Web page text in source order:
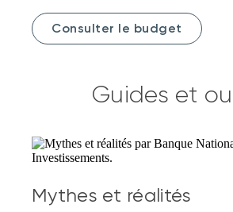
Consulter le budget
Guides et
Mythes et réalités